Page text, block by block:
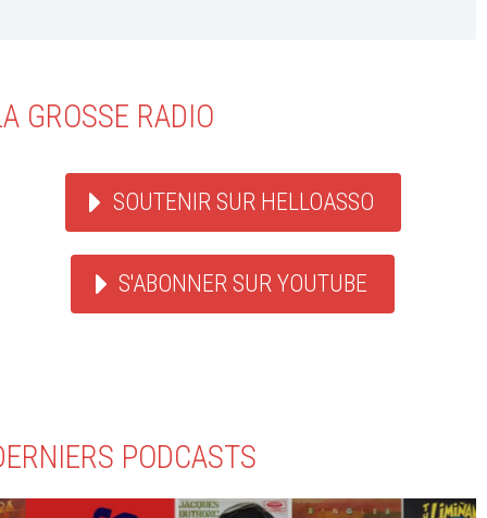
GROSSE RADIO
SOUTENIR SUR HELLOASSO
S'ABONNER SUR YOUTUBE
PODCASTS